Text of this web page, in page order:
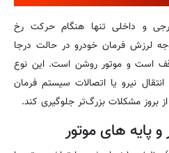
و داخلی تنها هنگام حرکت رخ
لرزش فرمان خودرو در حالت درجا
است و موتور روشن است. این نوع
نیرو یا اتصالات سیستم فرمان
بروز مشکلات بزرگ‌تر جلوگیری کند.